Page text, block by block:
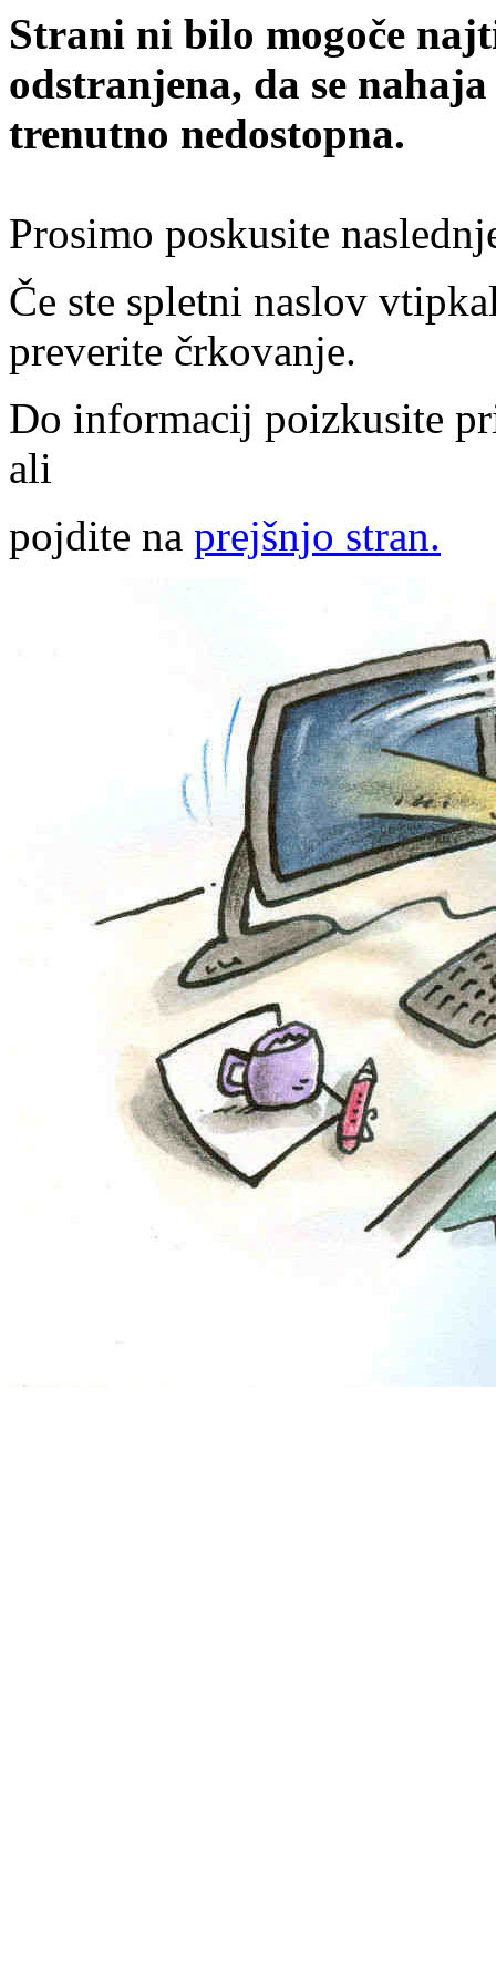
Strani ni bilo mogoče
odstranjena, da se
trenutno nedostopna.
Prosimo poskusite
Če ste spletni naslov
preverite črkovanje.
Do informacij poizkusite
ali
pojdite na prejšnjo stran.